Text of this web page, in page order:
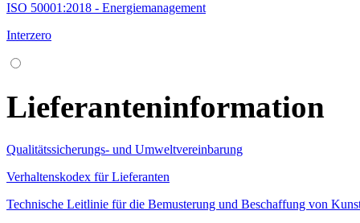
ISO 50001:2018 - Energiemanagement
Interzero
Lieferanteninformation
Qualitätssicherungs- und Umweltvereinbarung
Verhaltenskodex für Lieferanten
Technische Leitlinie für die Bemusterung und Beschaffung von